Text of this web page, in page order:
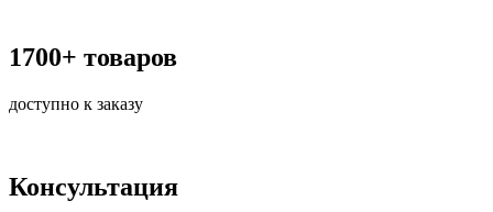
1700+ товаров
доступно к заказу
Консультация